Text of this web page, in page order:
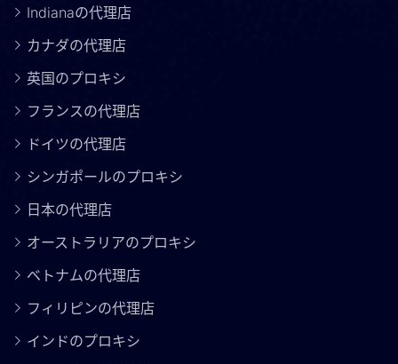
Indianaの代理店
カナダの代理店
英国のプロキシ
フランスの代理店
ドイツの代理店
シンガポールのプロキシ
日本の代理店
オーストラリアのプロキシ
ベトナムの代理店
フィリピンの代理店
インドのプロキシ